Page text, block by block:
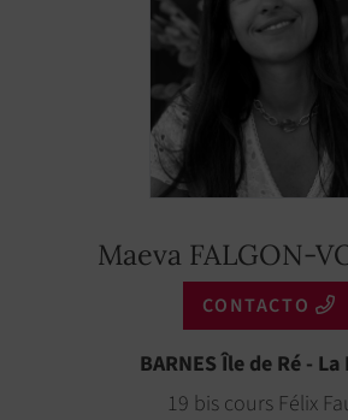
Maeva FALGON-
CONTACTO
BARNES Île de Ré -
19 bis cours Félix